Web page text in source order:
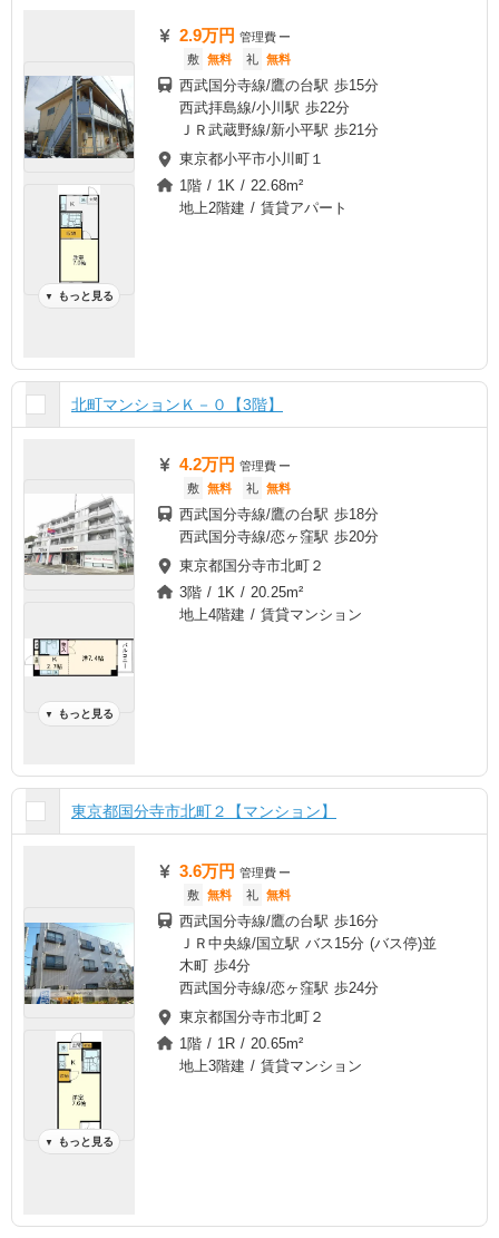
▼ もっと見る
2.9万円 管理費 ー
敷 無料 礼 無料
西武国分寺線/鷹の台駅 歩15分
西武拝島線/小川駅 歩22分
ＪＲ武蔵野線/新小平駅 歩21分
東京都小平市小川町１
1階 / 1K / 22.68m²
地上2階建 / 賃貸アパート
北町マンションＫ－０【3階】
▼ もっと見る
4.2万円 管理費 ー
敷 無料 礼 無料
西武国分寺線/鷹の台駅 歩18分
西武国分寺線/恋ヶ窪駅 歩20分
東京都国分寺市北町２
3階 / 1K / 20.25m²
地上4階建 / 賃貸マンション
東京都国分寺市北町２【マンション】
▼ もっと見る
3.6万円 管理費 ー
敷 無料 礼 無料
西武国分寺線/鷹の台駅 歩16分
ＪＲ中央線/国立駅 バス15分 (バス停)並
木町 歩4分
西武国分寺線/恋ヶ窪駅 歩24分
東京都国分寺市北町２
1階 / 1R / 20.65m²
地上3階建 / 賃貸マンション